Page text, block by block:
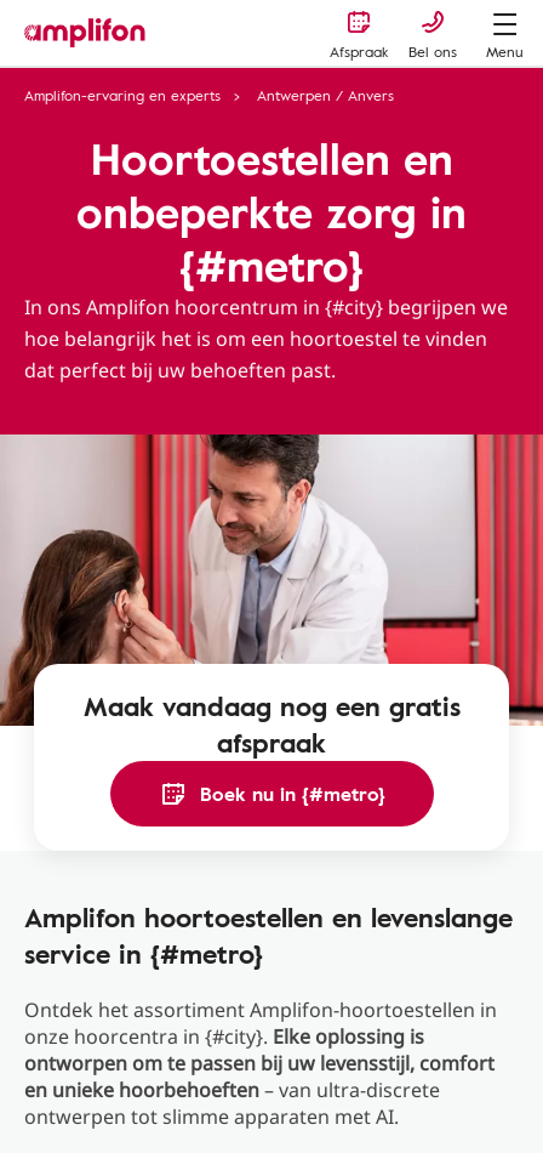
Afspraak Bel ons
Menu
Amplifon-ervaring en experts
Antwerpen / Anvers
Hoortoestellen en
onbeperkte zorg in
{#metro}
In ons Amplifon hoorcentrum in {#city} begrijpen we
hoe belangrijk het is om een ​​hoortoestel te vinden
dat perfect bij uw behoeften past.
Maak vandaag nog een gratis
afspraak
Boek nu in {#metro}
Amplifon hoortoestellen en levenslange
service in {#metro}
Ontdek het assortiment Amplifon-hoortoestellen in
onze hoorcentra in {#city}. Elke oplossing is
ontworpen om te passen bij uw levensstijl, comfort
en unieke hoorbehoeften– van ultra-discrete
ontwerpen tot slimme apparaten met AI.